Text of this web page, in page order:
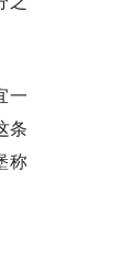
一
条
称